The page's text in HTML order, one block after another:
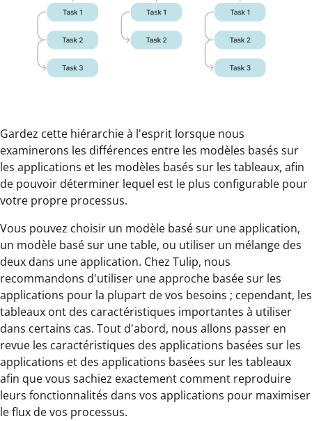
Gardez cette hiérarchie à l'esprit lorsque nous
examinerons les différences entre les modèles basés sur
les applications et les modèles basés sur les tableaux, afin
de pouvoir déterminer lequel est le plus configurable pour
votre propre processus.
Vous pouvez choisir un modèle basé sur une application,
un modèle basé sur une table, ou utiliser un mélange des
deux dans une application. Chez Tulip, nous
recommandons d'utiliser une approche basée sur les
applications pour la plupart de vos besoins ; cependant, les
tableaux ont des caractéristiques importantes à utiliser
dans certains cas. Tout d'abord, nous allons passer en
revue les caractéristiques des applications basées sur les
applications et des applications basées sur les tableaux
afin que vous sachiez exactement comment reproduire
leurs fonctionnalités dans vos applications pour maximiser
le flux de vos processus.